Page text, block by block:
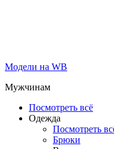
Модели на WB
Мужчинам
Посмотреть всё
Одежда
Посмотреть
Брюки